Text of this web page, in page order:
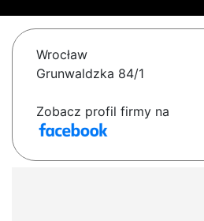
Wrocław
Grunwaldzka 84/1
Zobacz profil firmy na